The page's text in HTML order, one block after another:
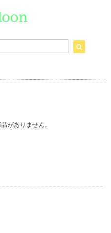
がありません。